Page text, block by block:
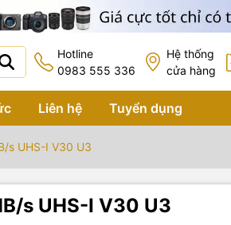
Hotline
0983 555 336
Hệ thống
cửa hàng
Liên hệ Tuyển dụng
s UHS-I V30 U3
s UHS-I V30 U3